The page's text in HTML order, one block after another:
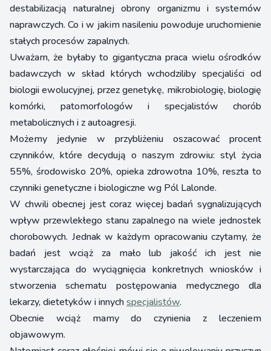
destabilizacją naturalnej obrony organizmu i systemów
naprawczych. Co i w jakim nasileniu powoduje uruchomienie
stałych procesów zapalnych.
Uważam, że byłaby to gigantyczna praca wielu ośrodków
badawczych w skład których wchodziliby specjaliści od
biologii ewolucyjnej, przez genetykę, mikrobiologię, biologię
komórki, patomorfologów i specjalistów chorób
metabolicznych i z autoagresji.
Możemy jedynie w przybliżeniu oszacować procent
czynników, które decydują o naszym zdrowiu: styl życia
55%, środowisko 20%, opieka zdrowotna 10%, reszta to
czynniki genetyczne i biologiczne wg Pól Lalonde.
W chwili obecnej jest coraz więcej badań sygnalizujących
wpływ przewlekłego stanu zapalnego na wiele jednostek
chorobowych. Jednak w każdym opracowaniu czytamy, że
badań jest wciąż za mało lub jakość ich jest nie
wystarczająca do wyciągnięcia konkretnych wniosków i
stworzenia schematu postępowania medycznego dla
lekarzy, dietetyków i innychspecjalistów.
Obecnie wciąż mamy do czynienia z leczeniem
objawowym.